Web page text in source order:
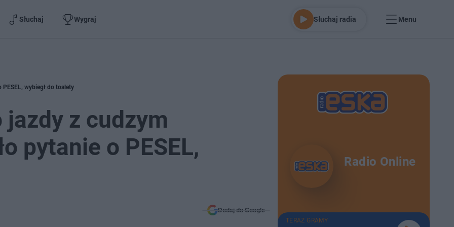
Słuchaj Wygraj Słuchaj radia Menu
wybiegł do toalety
jazdy z cudzym
pytanie o PESEL,
Dodaj do Google
Radio Online
TERAZ GRAMY